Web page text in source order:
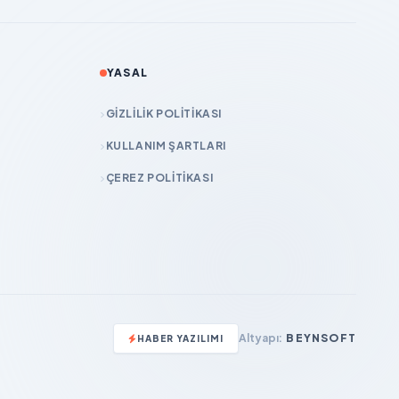
YASAL
GIZLILIK POLITIKASI
KULLANIM ŞARTLARI
ÇEREZ POLITIKASI
HABER YAZILIMI Altyapı: BEYNSOFT